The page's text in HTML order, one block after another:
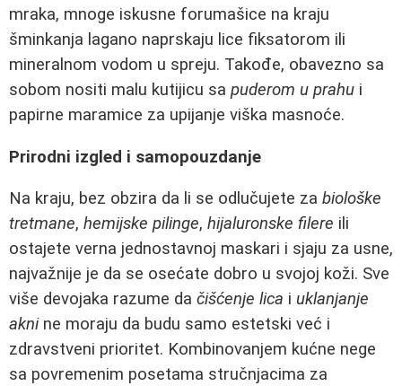
mraka, mnoge iskusne forumašice na kraju
šminkanja lagano naprskaju lice fiksatorom ili
mineralnom vodom u spreju. Takođe, obavezno sa
sobom nositi malu kutijicu sa puderom u prahu i
papirne maramice za upijanje viška masnoće.
Prirodni izgled i samopouzdanje
Na kraju, bez obzira da li se odlučujete za biološke
tretmane, hemijske pilinge, hijaluronske filere ili
ostajete verna jednostavnoj maskari i sjaju za usne,
najvažnije je da se osećate dobro u svojoj koži. Sve
više devojaka razume da čišćenje lica i uklanjanje
aknine moraju da budu samo estetski već i
zdravstveni prioritet. Kombinovanjem kućne nege
sa povremenim posetama stručnjacima za